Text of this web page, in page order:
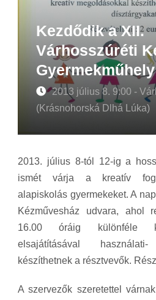
Kezdődik a XII.
Várhosszúréti
Gyermekműhely
2013 július 8. 9:00 -
(Krásnohorská Dlhá Lúka)
2013. július 8-tól 12-ig a
ismét várja a kreatív
alapiskolás gyermekeket. A
Kézművesház udvara, ahol
16.00 óráig különféle
elsajátításával
készíthetnek a résztvevők.
A szervezők szeretettel